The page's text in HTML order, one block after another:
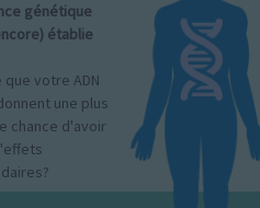
génétique
établie
que votre ADN
une plus
chance d'avoir